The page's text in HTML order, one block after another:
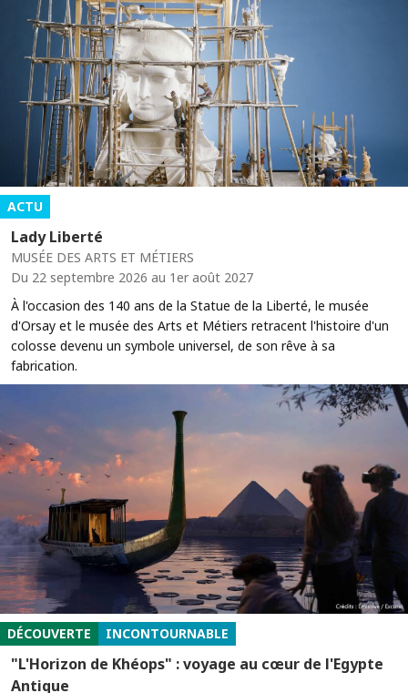
ACTU
Lady Liberté
MUSÉE DES ARTS ET MÉTIERS
Du 22 septembre 2026 au 1er août 2027
À l'occasion des 140 ans de la Statue de la Liberté, le musée
d'Orsay et le musée des Arts et Métiers retracent l'histoire d'un
colosse devenu un symbole universel, de son rêve à sa
fabrication.
DÉCOUVERTE INCONTOURNABLE
"L'Horizon de Khéops" : voyage au cœur de l'Egypte
Antique